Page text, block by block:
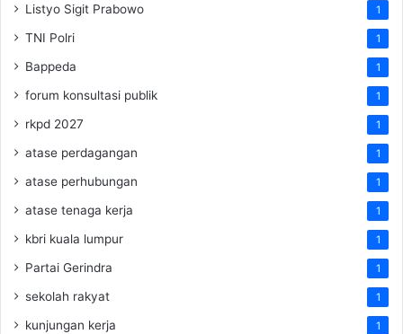
Listyo Sigit Prabowo 1
TNI Polri 1
Bappeda 1
forum konsultasi publik 1
rkpd 2027 1
atase perdagangan 1
atase perhubungan 1
atase tenaga kerja 1
kbri kuala lumpur 1
Partai Gerindra 1
sekolah rakyat 1
kunjungan kerja 1